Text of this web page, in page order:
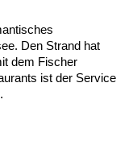
Den Strand hat
dem Fischer
ist der Service